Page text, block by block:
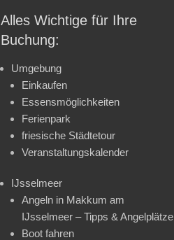
Alles Wichtige für Ihre
Buchung:
Umgebung
Einkaufen
Essensmöglichkeiten
Ferienpark
friesische Städtetour
Veranstaltungskalender
IJsselmeer
Angeln in Makkum am
IJsselmeer – Tipps & Angelplätze
Boot fahren